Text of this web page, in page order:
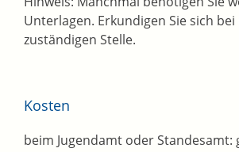
Unterlagen. Erkundigen Sie sich
zuständigen Stelle.
Kosten
beim Jugendamt oder Standesamt: